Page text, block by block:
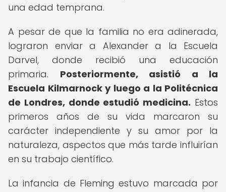
una edad temprana.
A pesar de que la familia no era adinerada,
lograron enviar a Alexander a la Escuela
Darvel, donde recibió una educación
primaria. Posteriormente, asistió a la
Escuela Kilmarnock y luego a la Politécnica
de Londres, donde estudió medicina. Estos
primeros años de su vida marcaron su
carácter independiente y su amor por la
naturaleza, aspectos que más tarde influirían
en su trabajo científico.
La infancia de Fleming estuvo marcada por